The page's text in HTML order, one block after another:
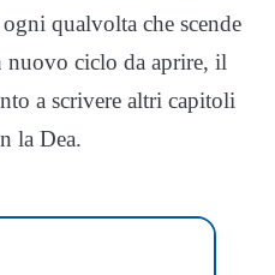
qualvolta che scende
nuovo ciclo da aprire, il
a scrivere altri capitoli
la Dea.